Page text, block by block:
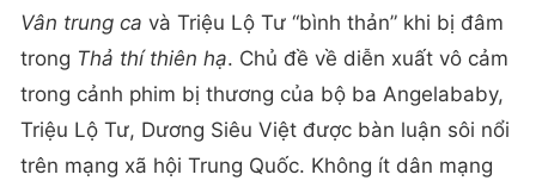
Vân trung ca và Triệu Lộ Tư “bình thản” khi bị đâm
trong Thả thí thiên hạ. Chủ đề về diễn xuất vô cảm
trong cảnh phim bị thương của bộ ba Angelababy,
Triệu Lộ Tư, Dương Siêu Việt được bàn luận sôi nổi
trên mạng xã hội Trung Quốc. Không ít dân mạng